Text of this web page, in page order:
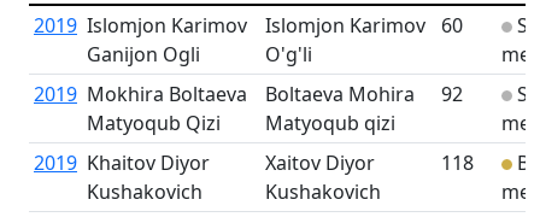
2019 Islomjon Karimov
Ganijon Ogli
Islomjon Karimov
O'g'li
60
2019 Mokhira Boltaeva
Matyoqub Qizi
Boltaeva Mohira
Matyoqub qizi
92
2019 Khaitov Diyor
Kushakovich
Xaitov Diyor
Kushakovich
118